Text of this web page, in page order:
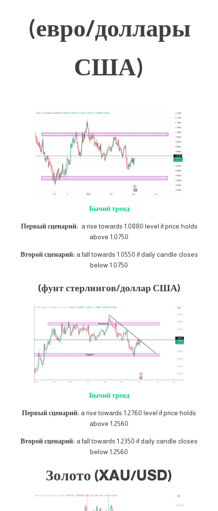
(евро/доллары
США)
Бычий тренд
Первый сценарий: a rise towards 1.0880 level if price holds
above 1.0750
Второй сценарий: a fall towards 1.0550 if daily candle closes
below 1.0750
(фунт стерлингов/доллар США)
Бычий тренд
Первый сценарий: a rise towards 1.2760 level if price holds
above 1.2560
Второй сценарий: a fall towards 1.2350 if daily candle closes
below 1.2560
Золото (XAU/USD)